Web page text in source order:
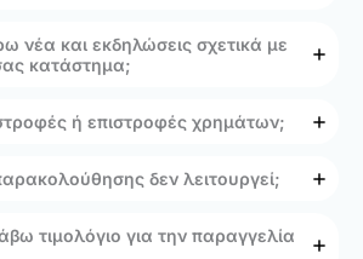
νέα και εκδηλώσεις σχετικά με
κατάστημα;
ή επιστροφές χρημάτων;
δεν λειτουργεί;
τιμολόγιο για την παραγγελία